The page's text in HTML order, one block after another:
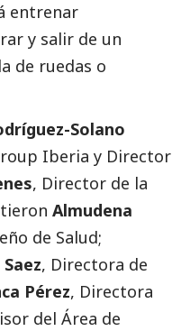
entrenar
y salir de un
de ruedas o
Solano
Iberia y Director
, Director de la
Almudena
de Salud;
, Directora de
Pérez, Directora
del Área de